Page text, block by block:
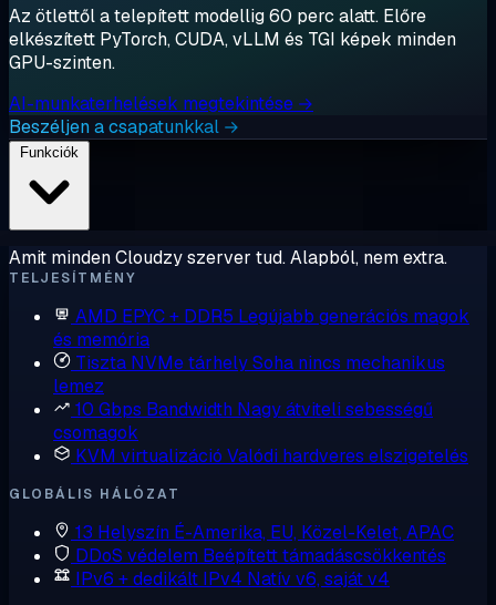
Az ötlettől a telepített modellig 60 perc alatt. Előre
elkészített PyTorch, CUDA, vLLM és TGI képek minden
GPU-szinten.
AI-munkaterhelések megtekintése →
Beszéljen a csapatunkkal →
Amit minden Cloudzy szerver tud. Alapból, nem extra.
TELJESÍTMÉNY
AMD EPYC + DDR5 Legújabb generációs magok
és memória
Tiszta NVMe tárhelySoha nincs mechanikus
lemez
10 Gbps Bandwidth Nagy átviteli sebességű
csomagok
KVM virtualizáció Valódi hardveres elszigetelés
GLOBÁLIS HÁLÓZAT
13 Helyszín É-Amerika, EU, Közel-Kelet, APAC
DDoS védelem Beépített támadáscsökkentés
IPv6 + dedikált IPv4 Natív v6, saját v4